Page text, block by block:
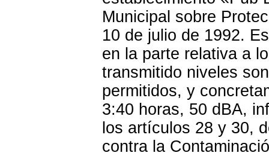
Municipal sobre
10 de julio de 1992.
en la parte relativa a
transmitido niveles
permitidos, y
3:40 horas, 50 dBA,
los artículos 28 y 30,
contra la